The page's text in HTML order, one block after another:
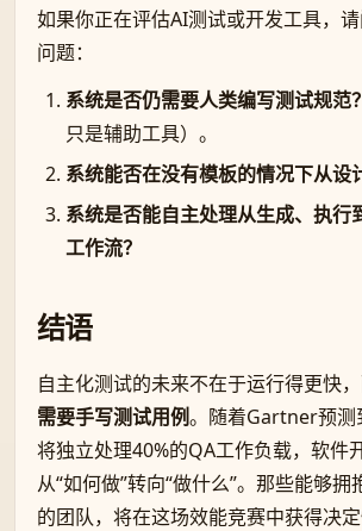
如果你正在评估AI测试或开发工具，
问题：
系统是否仍需要人类编写测试规范？
只是辅助工具）。
系统能否在没有模板的情况下从设
系统是否能自主处理从生成、执行
工作流？
结语
自主化测试的未来不在于运行得更快
需要手写测试用例。随着Gartner预测
将独立处理40%的QA工作负载，软件
从“如何做”转向“做什么”。那些能够
的团队，将在这场效能竞赛中获得决定